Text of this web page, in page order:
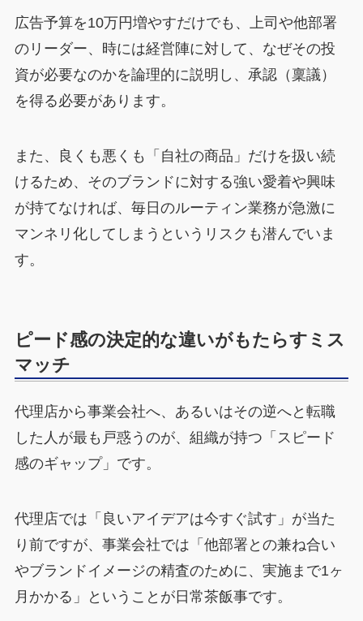
広告予算を10万円増やすだけでも、上司や他部署
のリーダー、時には経営陣に対して、なぜその投
資が必要なのかを論理的に説明し、承認（稟議）
を得る必要があります。
また、良くも悪くも「自社の商品」だけを扱い続
けるため、そのブランドに対する強い愛着や興味
が持てなければ、毎日のルーティン業務が急激に
マンネリ化してしまうというリスクも潜んでいま
す。
ピード感の決定的な違いがもたらすミス
マッチ
代理店から事業会社へ、あるいはその逆へと転職
した人が最も戸惑うのが、組織が持つ「スピード
感のギャップ」です。
代理店では「良いアイデアは今すぐ試す」が当た
り前ですが、事業会社では「他部署との兼ね合い
やブランドイメージの精査のために、実施まで1ヶ
月かかる」ということが日常茶飯事です。